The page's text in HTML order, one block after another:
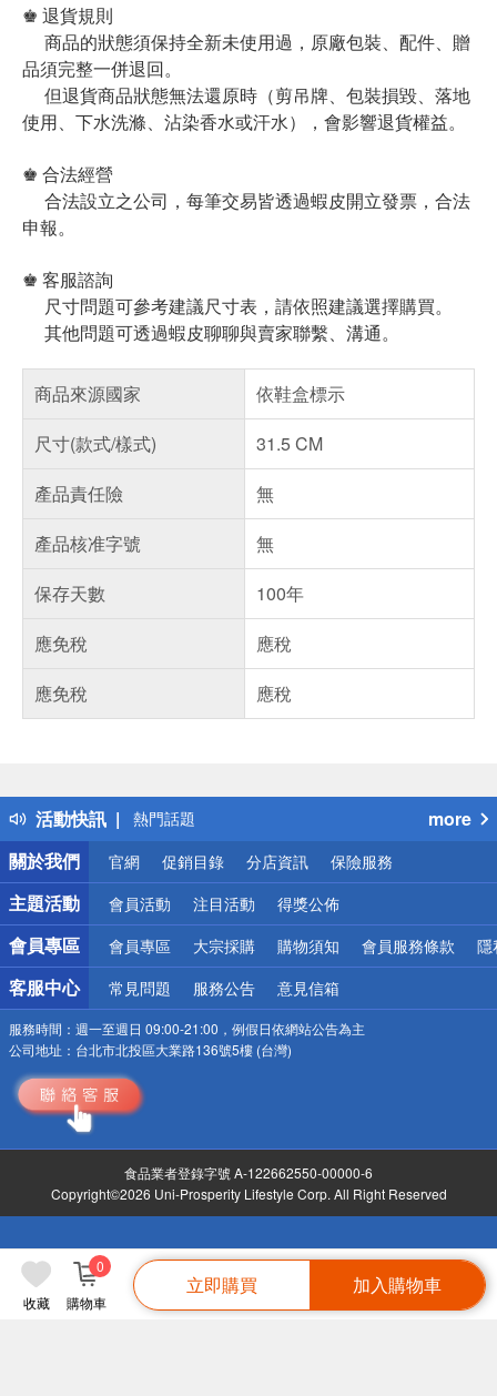
收藏 購物車
0
立即購買 加入購物車
♚ 退貨規則
商品的狀態須保持全新未使用過，原廠包裝、配件、贈
品須完整一併退回。
但退貨商品狀態無法還原時（剪吊牌、包裝損毀、落地
使用、下水洗滌、沾染香水或汗水），會影響退貨權益。
♚ 合法經營
合法設立之公司，每筆交易皆透過蝦皮開立發票，合法
申報。
♚ 客服諮詢
尺寸問題可參考建議尺寸表，請依照建議選擇購買。
其他問題可透過蝦皮聊聊與賣家聯繫、溝通。
商品來源國家
依鞋盒標示
尺寸(款式/樣式)
31.5 CM
產品責任險
無
產品核准字號
無
保存天數
100年
應免稅
應稅
應免稅
應稅
活動快訊
得獎公告
熱門話題
銀行優惠
偏遠地區配送
詐騙網頁！請小心！
more
關於我們
官網 促銷目錄 分店資訊 保險服務
主題活動 會員活動 注目活動 得獎公佈
會員專區 會員專區 大宗採購 購物須知 會員服務條款 隱
客服中心 常見問題 服務公告 意見信箱
服務時間： 週一至週日 09:00-21:00，例假日依網站公告為主
公司地址： 台北市北投區大業路136號5樓 (台灣)
食品業者登錄字號 A-122662550-00000-6
Copyright©2026 Uni-Prosperity Lifestyle Corp. All Right Reserved